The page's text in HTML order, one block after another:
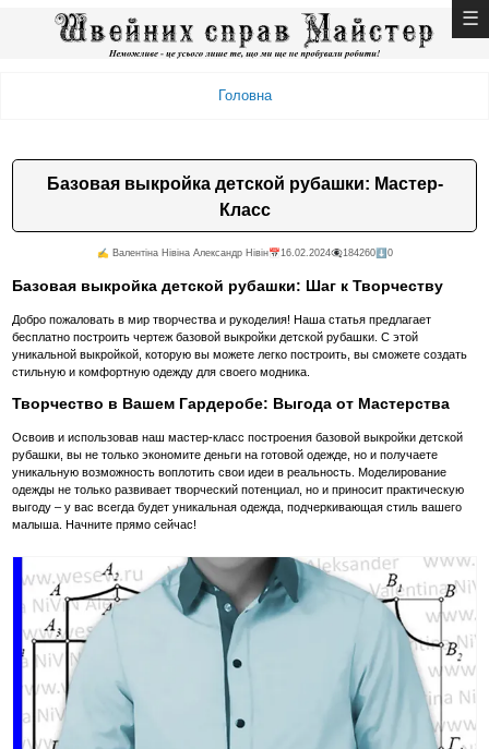
Головна
Базовая выкройка детской рубашки: Мастер-
Класс
✍️ Валентiна Нiвiна Александр Нiвiн📅16.02.2024👁️‍🗨️184260⬇️0
Базовая выкройка детской рубашки: Шаг к Творчеству
Добро пожаловать в мир творчества и рукоделия! Наша статья предлагает
бесплатно построить чертеж базовой выкройки детской рубашки. С этой
уникальной выкройкой, которую вы можете легко построить, вы сможете создать
стильную и комфортную одежду для своего модника.
Творчество в Вашем Гардеробе: Выгода от Мастерства
Освоив и использовав наш мастер-класс построения базовой выкройки детской
рубашки, вы не только экономите деньги на готовой одежде, но и получаете
уникальную возможность воплотить свои идеи в реальность. Моделирование
одежды не только развивает творческий потенциал, но и приносит практическую
выгоду – у вас всегда будет уникальная одежда, подчеркивающая стиль вашего
малыша. Начните прямо сейчас!